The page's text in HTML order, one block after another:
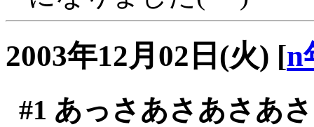
2003年12月02日(火) [n
#1 あっさあさあさあ